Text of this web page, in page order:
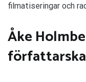
filmatiseringar och
Åke